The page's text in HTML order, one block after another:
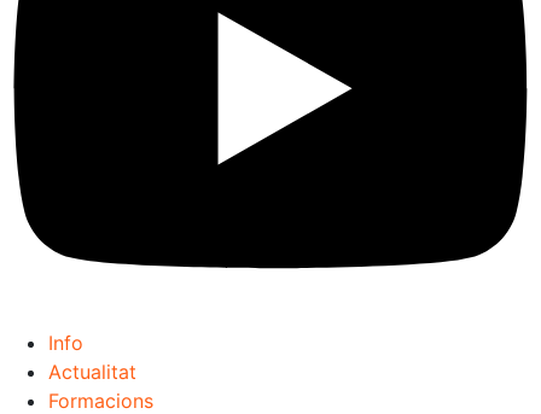
Info
Actualitat
Formacions